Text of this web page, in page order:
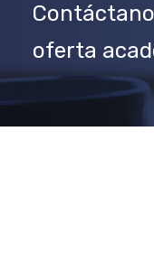
oferta